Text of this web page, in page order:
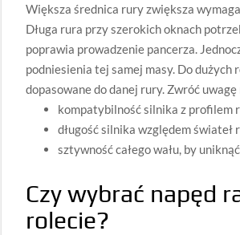
Większa średnica rury zwiększa
Długa rura przy szerokich oknach
poprawia prowadzenie pancerza.
podniesienia tej samej masy. Do
dopasowane do danej rury. Zwróć uwagę
kompatybilność silnika z profilem
długość silnika względem
sztywność całego wału, by
Czy wybrać napęd
rolecie?